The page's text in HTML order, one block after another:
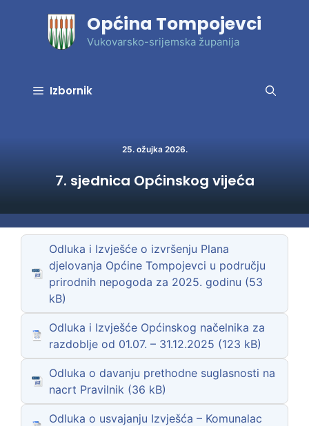
Općina Tompojevci
Vukovarsko-srijemska županija
Izbornik
25. ožujka 2026.
7. sjednica Općinskog vijeća
Odluka i Izvješće o izvršenju Plana
djelovanja Općine Tompojevci u području
prirodnih nepogoda za 2025. godinu
Odluka i Izvješće Općinskog načelnika za
razdoblje od 01.07. – 31.12.2025
Odluka o davanju prethodne suglasnosti na
nacrt Pravilnik
Odluka o usvajanju Izvješća – Komunalac